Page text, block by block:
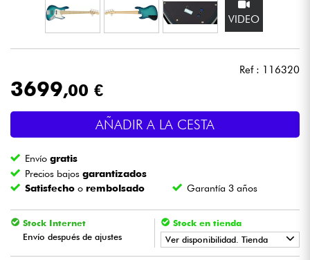
DJ
Luces
Batería y percusión
Vientos
Violines y cuarteto
Niños
VIDEO
Ref : 116320
3699,00 €
AÑADIR A LA CESTA
Envíogratis
Precios bajosgarantizados
Satisfecho o rembolsado Garantía 3 años
Stock Internet
Envío después de ajustes
Stock en tienda
Ver disponibilidad. Tienda